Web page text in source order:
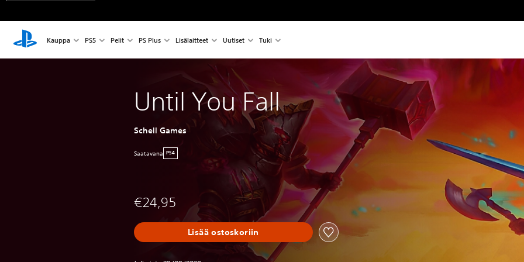
Kauppa PS5 Pelit PS Plus Lisälaitteet Uutiset Tuki
Until You Fall
Schell Games
Saatavana PS4
€24,95
Lisää ostoskoriin